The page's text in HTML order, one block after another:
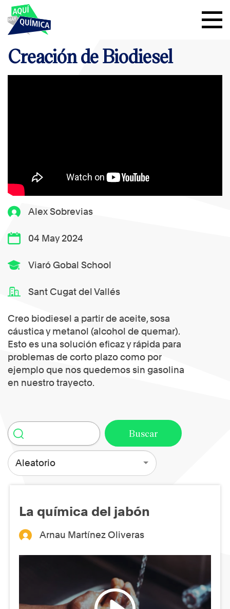
Alex Sobrevias
04 May 2024
Viaró Gobal School
Sant Cugat del Vallés
Creo biodiesel a partir de aceite, sosa
cáustica y metanol (alcohol de quemar).
Esto es una solución eficaz y rápida para
problemas de corto plazo como por
ejemplo que nos quedemos sin gasolina
en nuestro trayecto.
Creación de Biodiesel
Aleatorio
La química del jabón
Arnau Martínez Oliveras